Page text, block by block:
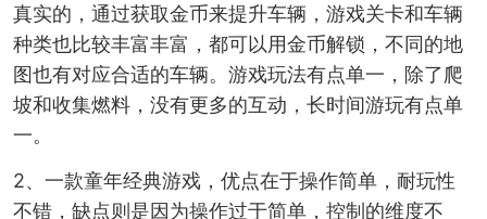
真实的，通过获取金币来提升车辆，游戏关卡和车辆
种类也比较丰富丰富，都可以用金币解锁，不同的地
图也有对应合适的车辆。游戏玩法有点单一，除了爬
坡和收集燃料，没有更多的互动，长时间游玩有点单
一。
2、一款童年经典游戏，优点在于操作简单，耐玩性
不错，缺点则是因为操作过于简单，控制的维度不